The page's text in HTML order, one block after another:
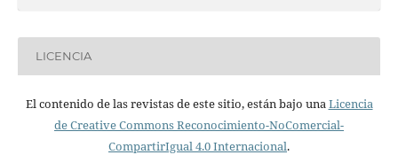
LICENCIA
El contenido de las revistas de este sitio, están bajo unaLicencia
de Creative Commons Reconocimiento-NoComercial-
CompartirIgual 4.0 Internacional.